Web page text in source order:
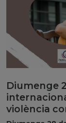
Diumenge
violència